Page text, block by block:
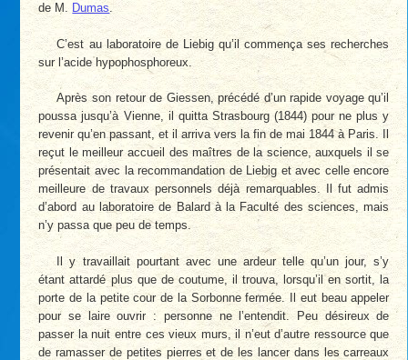
de M. Dumas.
C’est au laboratoire de Liebig qu’il commença ses recherches
sur l’acide hypophosphoreux.
Après son retour de Giessen, précédé d’un rapide voyage qu’il
poussa jusqu’à Vienne, il quitta Strasbourg (1844) pour ne plus y
revenir qu’en passant, et il arriva vers la fin de mai 1844 à Paris. Il
reçut le meilleur accueil des maîtres de la science, auxquels il se
présentait avec la recommandation de Liebig et avec celle encore
meilleure de travaux personnels déjà remarquables. Il fut admis
d’abord au laboratoire de Balard à la Faculté des sciences, mais
n’y passa que peu de temps.
Il y travaillait pourtant avec une ardeur telle qu’un jour, s’y
étant attardé plus que de coutume, il trouva, lorsqu’il en sortit, la
porte de la petite cour de la Sorbonne fermée. Il eut beau appeler
pour se laire ouvrir : personne ne l’entendit. Peu désireux de
passer la nuit entre ces vieux murs, il n’eut d’autre ressource que
de ramasser de petites pierres et de les lancer dans les carreaux